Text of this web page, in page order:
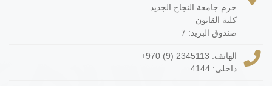
حرم جامعة النجاح الجديد
كلية القانون
صندوق البريد: 7
الهاتف: +970 (9) 2345113
داخلي: 4144